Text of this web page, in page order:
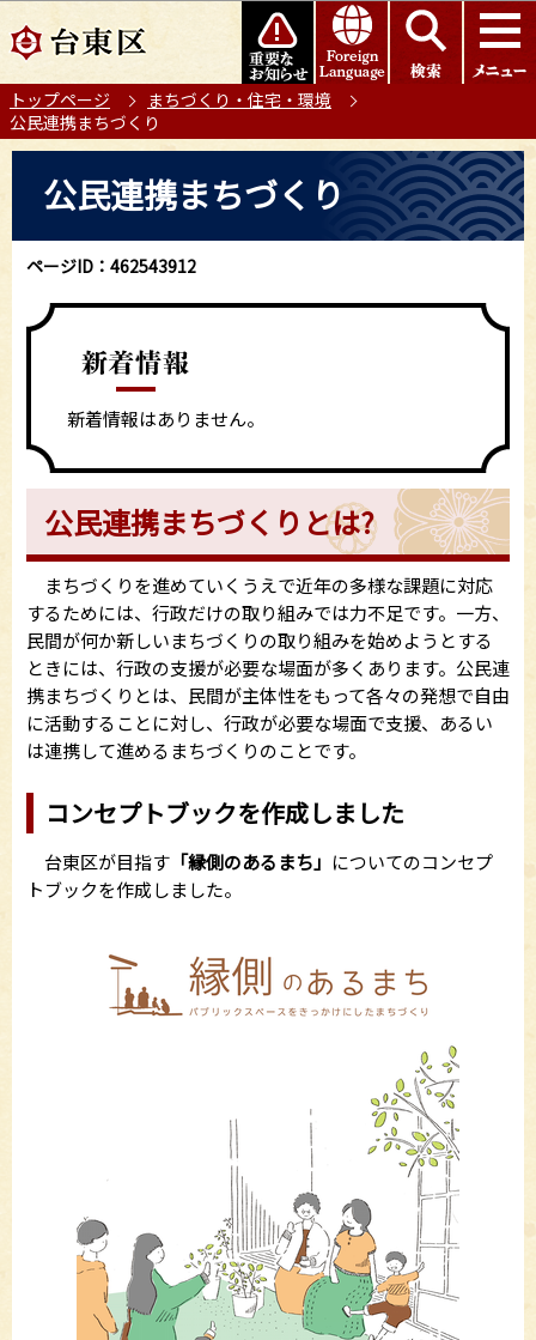
の
ー
ジ
このページの本文へ移動
トップページ
まちづくり・住宅・環境
公民連携まちづくり
公民連携まちづくり
ページID：462543912
新着情報はありません。
公民連携まちづくりとは?
まちづくりを進めていくうえで近年の多様な課題に対応
するためには、行政だけの取り組みでは力不足です。一方、
民間が何か新しいまちづくりの取り組みを始めようとする
ときには、行政の支援が必要な場面が多くあります。公民連
携まちづくりとは、民間が主体性をもって各々の発想で自由
に活動することに対し、行政が必要な場面で支援、あるい
は連携して進めるまちづくりのことです。
コンセプトブックを作成しました
台東区が目指す 「縁側のあるまち」 についてのコンセプ
トブックを作成しました。